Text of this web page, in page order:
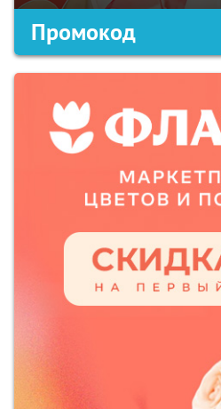
Промокод